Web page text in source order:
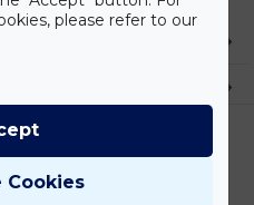
please refer to our
Cookies